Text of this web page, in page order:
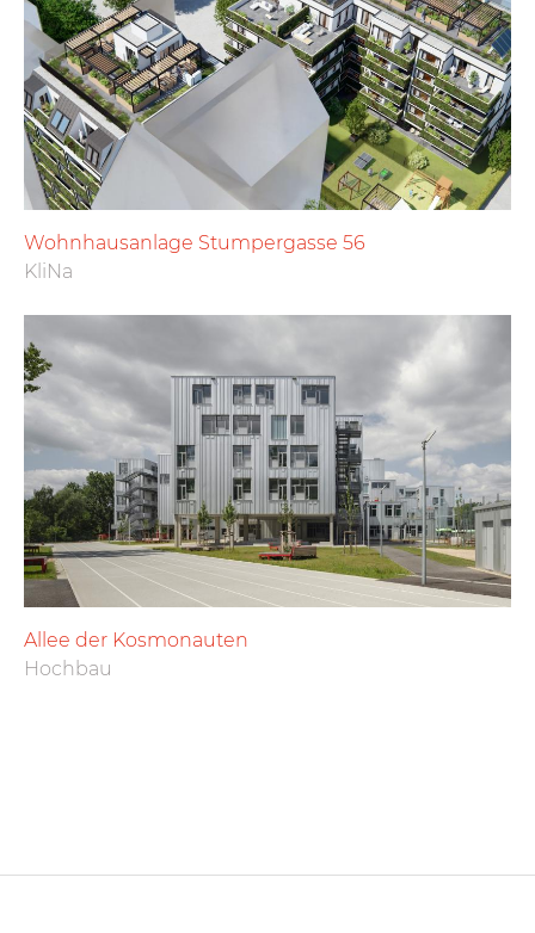
Wohnhausanlage Stumpergasse 56
KliNa
Allee der Kosmonauten
Hochbau